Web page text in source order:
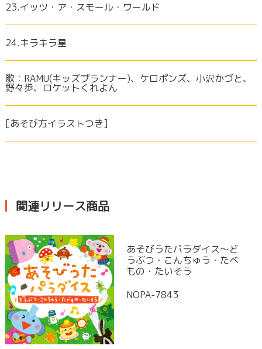
23.イッツ・ア・スモール・ワールド
24.キラキラ星
歌：RAMU(キッズプランナー)、ケロポンズ、小沢かづと、
野々歩、ロケットくれよん
[あそび方イラストつき]
関連リリース商品
あそびうたパラダイス〜ど
うぶつ・こんちゅう・たべ
もの・たいそう
NOPA-7843